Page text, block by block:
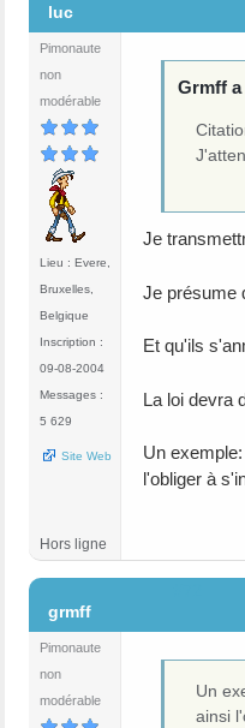
luc
Pimonaute
non
modérable
Lieu : Evere,
Bruxelles,
Belgique
Inscription :
09-08-2004
Messages :
5 629
Site Web
Grmff
Je
Je présume
Et qu'ils
La loi devra
Un
l'obliger à
Hors ligne
grmff
Pimonaute
non
modérable
Un
ainsi